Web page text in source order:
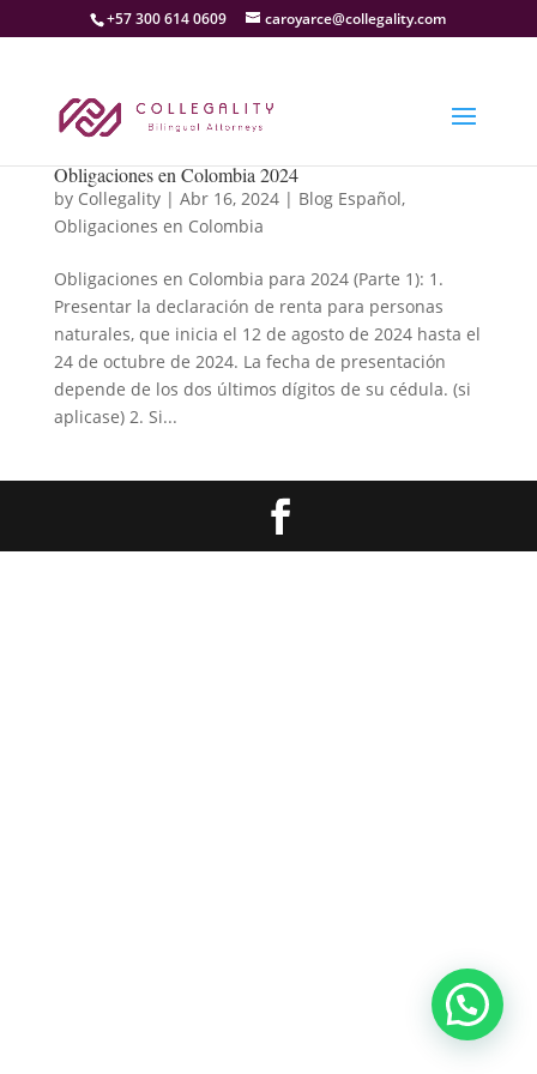
+57 300 614 0609 caroyarce@collegality.com
Obligaciones en Colombia 2024
by Collegality| Abr 16, 2024| Blog Español,
Obligaciones en Colombia
Obligaciones en Colombia para 2024 (Parte 1): 1.
Presentar la declaración de renta para personas
naturales, que inicia el 12 de agosto de 2024 hasta el
24 de octubre de 2024. La fecha de presentación
depende de los dos últimos dígitos de su cédula. (si
aplicase) 2. Si...